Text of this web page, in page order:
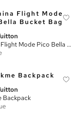
Mahina Flight Mode Pico Bella Bucket Bag
Backpack